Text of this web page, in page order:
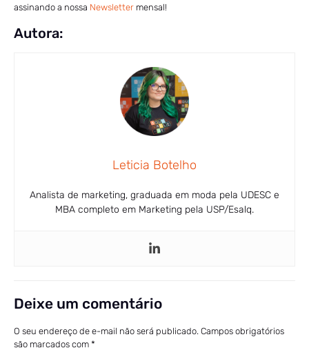
assinando a nossa Newsletter mensal!
Autora:
Leticia Botelho
Analista de marketing, graduada em moda pela UDESC e
MBA completo em Marketing pela USP/Esalq.
Deixe um comentário
O seu endereço de e-mail não será publicado. Campos obrigatórios
são marcados com *